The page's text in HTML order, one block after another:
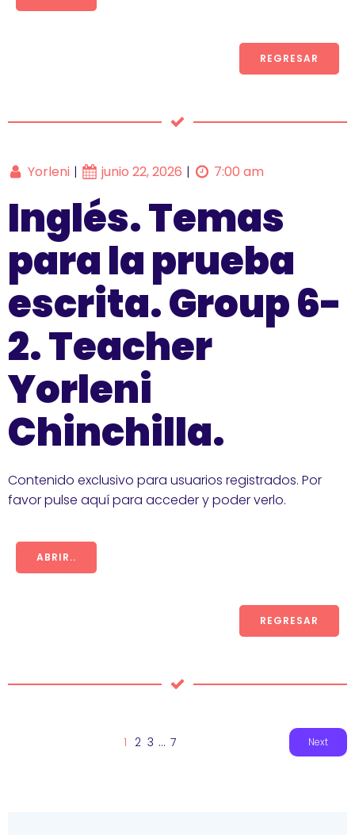
REGRESAR
Yorleni | junio 22, 2026 | 7:00 am
Inglés. Temas
para la prueba
escrita. Group 6-
2. Teacher
Yorleni
Chinchilla.
Contenido exclusivo para usuarios registrados. Por
favor pulse aquí para acceder y poder verlo.
ABRIR..
REGRESAR
1 2 3 … 7 Next